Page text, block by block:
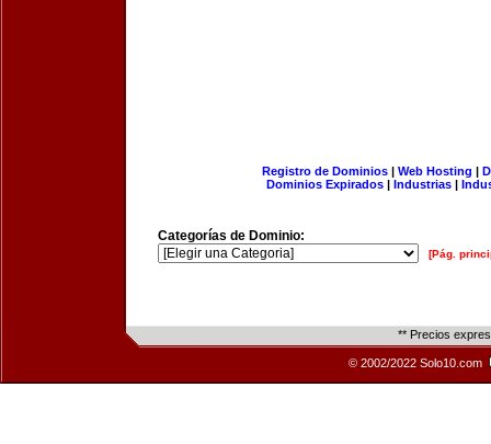
Registro de Dominios| Web Hosting |
Dominios Expirados | Industrias |
Categorías de Dominio:
[Pág.
** Precios
© 2002/2022 Solo10.com